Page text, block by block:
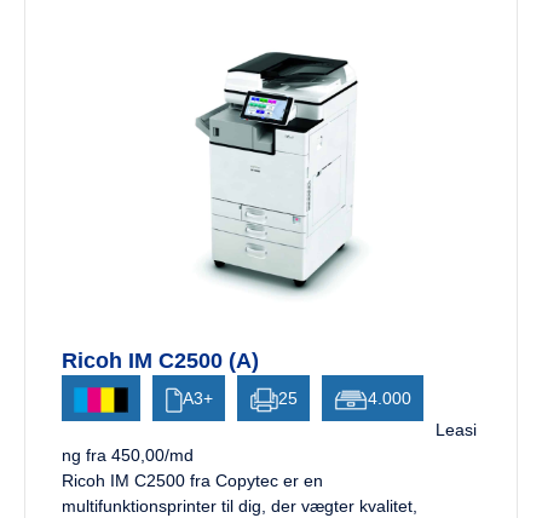
Ricoh IM C2500 (A)
A3+ 25
4.000
Leasi
ng fra 450,00/md
Ricoh IM C2500 fra Copytec er en
multifunktionsprinter til dig, der vægter kvalitet,